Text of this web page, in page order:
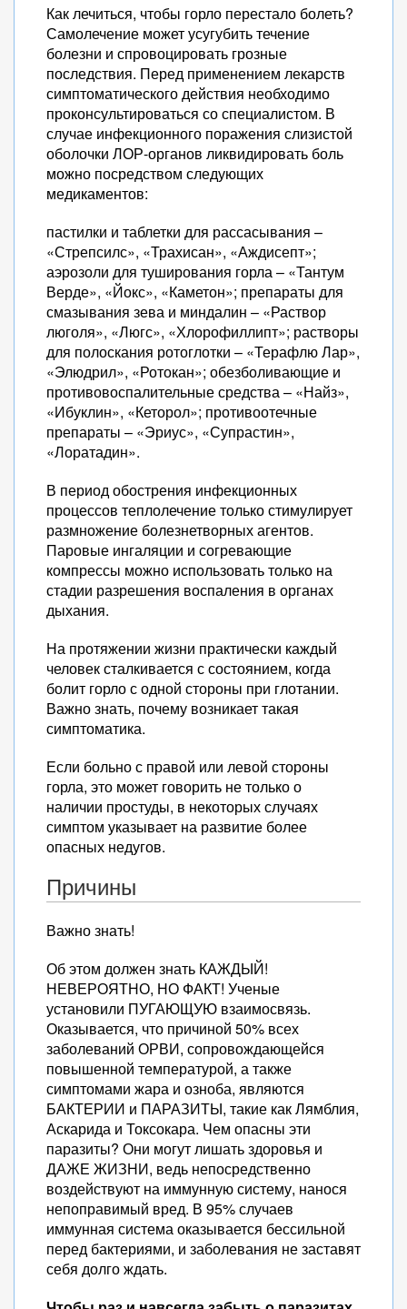
Как лечиться, чтобы горло перестало болеть?
Самолечение может усугубить течение
болезни и спровоцировать грозные
последствия. Перед применением лекарств
симптоматического действия необходимо
проконсультироваться со специалистом. В
случае инфекционного поражения слизистой
оболочки ЛОР-органов ликвидировать боль
можно посредством следующих
медикаментов:
пастилки и таблетки для рассасывания –
«Стрепсилс», «Трахисан», «Аждисепт»;
аэрозоли для туширования горла – «Тантум
Верде», «Йокс», «Каметон»; препараты для
смазывания зева и миндалин – «Раствор
люголя», «Люгс», «Хлорофиллипт»; растворы
для полоскания ротоглотки – «Терафлю Лар»,
«Элюдрил», «Ротокан»; обезболивающие и
противовоспалительные средства – «Найз»,
«Ибуклин», «Кеторол»; противоотечные
препараты – «Эриус», «Супрастин»,
«Лоратадин».
В период обострения инфекционных
процессов теплолечение только стимулирует
размножение болезнетворных агентов.
Паровые ингаляции и согревающие
компрессы можно использовать только на
стадии разрешения воспаления в органах
дыхания.
На протяжении жизни практически каждый
человек сталкивается с состоянием, когда
болит горло с одной стороны при глотании.
Важно знать, почему возникает такая
симптоматика.
Если больно с правой или левой стороны
горла, это может говорить не только о
наличии простуды, в некоторых случаях
симптом указывает на развитие более
опасных недугов.
Причины
Важно знать!
Об этом должен знать КАЖДЫЙ!
НЕВЕРОЯТНО, НО ФАКТ! Ученые
установили ПУГАЮЩУЮ взаимосвязь.
Оказывается, что причиной 50% всех
заболеваний ОРВИ, сопровождающейся
повышенной температурой, а также
симптомами жара и озноба, являются
БАКТЕРИИ и ПАРАЗИТЫ, такие как Лямблия,
Аскарида и Токсокара. Чем опасны эти
паразиты? Они могут лишать здоровья и
ДАЖЕ ЖИЗНИ, ведь непосредственно
воздействуют на иммунную систему, нанося
непоправимый вред. В 95% случаев
иммунная система оказывается бессильной
перед бактериями, и заболевания не заставят
себя долго ждать.